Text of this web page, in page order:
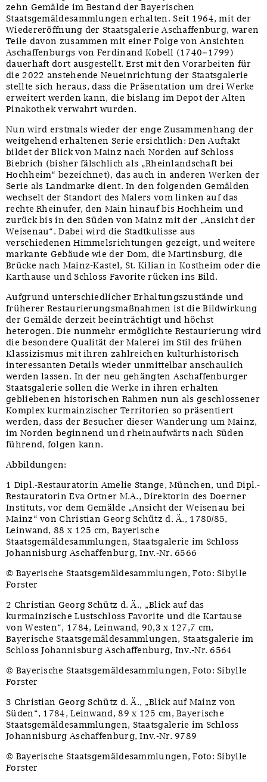
zehn Gemälde im Bestand der Bayerischen
Staatsgemäldesammlungen erhalten. Seit 1964, mit der
Wiedereröffnung der Staatsgalerie Aschaffenburg, waren
Teile davon zusammen mit einer Folge von Ansichten
Aschaffenburgs von Ferdinand Kobell (1740–1799)
dauerhaft dort ausgestellt. Erst mit den Vorarbeiten für
die 2022 anstehende Neueinrichtung der Staatsgalerie
stellte sich heraus, dass die Präsentation um drei Werke
erweitert werden kann, die bislang im Depot der Alten
Pinakothek verwahrt wurden.
Nun wird erstmals wieder der enge Zusammenhang der
weitgehend erhaltenen Serie ersichtlich: Den Auftakt
bildet der Blick von Mainz nach Norden auf Schloss
Biebrich (bisher fälschlich als „Rheinlandschaft bei
Hochheim“ bezeichnet), das auch in anderen Werken der
Serie als Landmarke dient. In den folgenden Gemälden
wechselt der Standort des Malers vom linken auf das
rechte Rheinufer, den Main hinauf bis Hochheim und
zurück bis in den Süden von Mainz mit der „Ansicht der
Weisenau“. Dabei wird die Stadtkulisse aus
verschiedenen Himmelsrichtungen gezeigt, und weitere
markante Gebäude wie der Dom, die Martinsburg, die
Brücke nach Mainz-Kastel, St. Kilian in Kostheim oder die
Karthause und Schloss Favorite rücken ins Bild.
Aufgrund unterschiedlicher Erhaltungszustände und
früherer Restaurierungsmaßnahmen ist die Bildwirkung
der Gemälde derzeit beeinträchtigt und höchst
heterogen. Die nunmehr ermöglichte Restaurierung wird
die besondere Qualität der Malerei im Stil des frühen
Klassizismus mit ihren zahlreichen kulturhistorisch
interessanten Details wieder unmittelbar anschaulich
werden lassen. In der neu gehängten Aschaffenburger
Staatsgalerie sollen die Werke in ihren erhalten
gebliebenen historischen Rahmen nun als geschlossener
Komplex kurmainzischer Territorien so präsentiert
werden, dass der Besucher dieser Wanderung um Mainz,
im Norden beginnend und rheinaufwärts nach Süden
führend, folgen kann.
Abbildungen:
1 Dipl.-Restauratorin Amelie Stange, München, und Dipl.-
Restauratorin Eva Ortner M.A., Direktorin des Doerner
Instituts, vor dem Gemälde „Ansicht der Weisenau bei
Mainz“ von Christian Georg Schütz d. Ä., 1780/85,
Leinwand, 88 x 125 cm, Bayerische
Staatsgemäldesammlungen, Staatsgalerie im Schloss
Johannisburg Aschaffenburg, Inv.-Nr. 6566
© Bayerische Staatsgemäldesammlungen, Foto: Sibylle
Forster
2 Christian Georg Schütz d. Ä., „Blick auf das
kurmainzische Lustschloss Favorite und die Kartause
von Westen“, 1784, Leinwand, 90,3 x 127,7 cm,
Bayerische Staatsgemäldesammlungen, Staatsgalerie im
Schloss Johannisburg Aschaffenburg, Inv.-Nr. 6564
© Bayerische Staatsgemäldesammlungen, Foto: Sibylle
Forster
3 Christian Georg Schütz d. Ä., „Blick auf Mainz von
Süden“, 1784, Leinwand, 89 x 125 cm, Bayerische
Staatsgemäldesammlungen, Staatsgalerie im Schloss
Johannisburg Aschaffenburg, Inv.-Nr. 9789
© Bayerische Staatsgemäldesammlungen, Foto: Sibylle
Forster